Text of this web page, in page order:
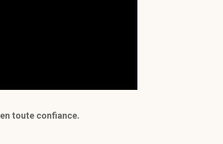
toute confiance.